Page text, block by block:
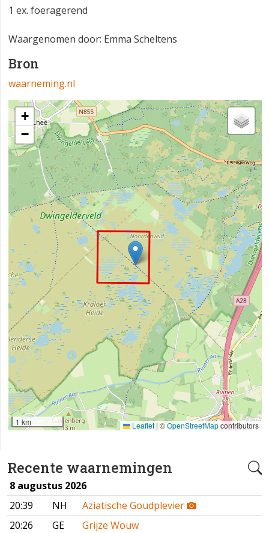
Recente waarnemingen
8 augustus 2026
20:39
NH
Aziatische Goudplevier
20:26
GE
Grijze Wouw
1 ex. foeragerend
Waargenomen door: Emma Scheltens
Bron
waarneming.nl
+
−
1 km Leaflet | ©OpenStreetMapcontributors